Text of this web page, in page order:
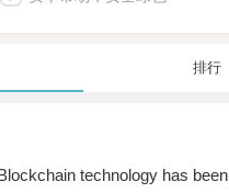
排行
technology has been